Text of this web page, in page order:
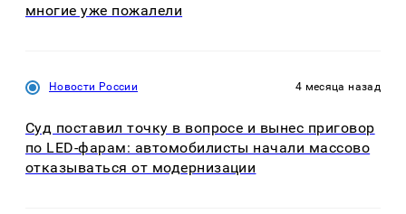
многие уже пожалели
Новости России 4 месяца назад
Суд поставил точку в вопросе и вынес приговор
по LED-фарам: автомобилисты начали массово
отказываться от модернизации